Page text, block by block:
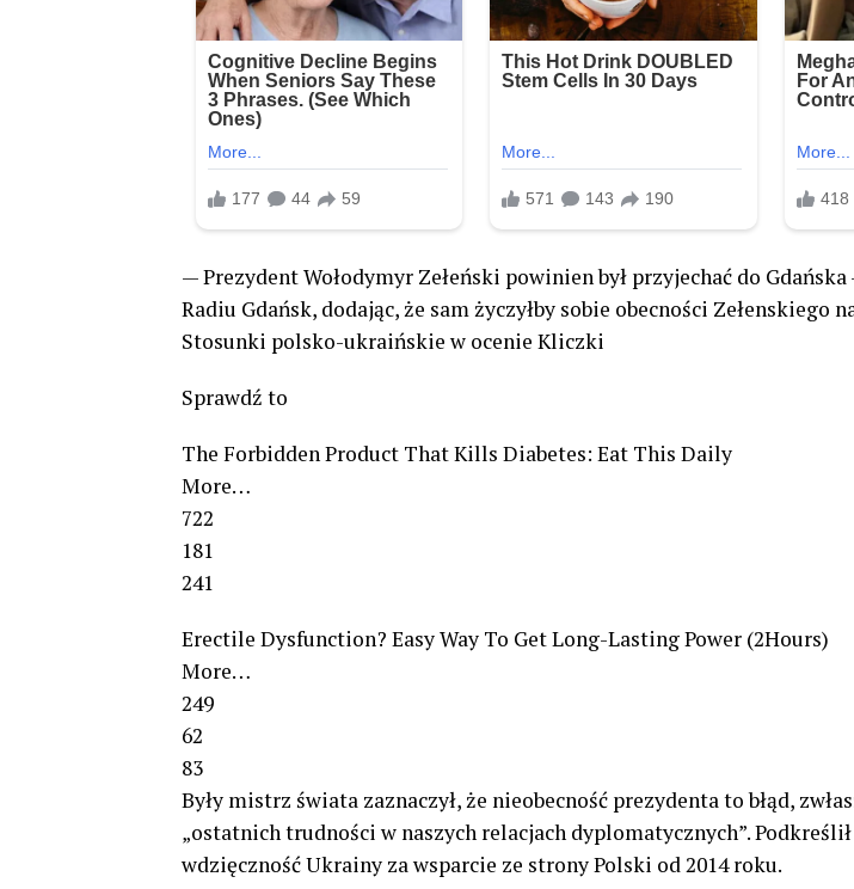
— Prezydent Wołodymyr Zełeński powinien był przyjechać do
Radiu Gdańsk, dodając, że sam życzyłby sobie obecności Zełenskiego
Stosunki polsko-ukraińskie w ocenie Kliczki
Sprawdź to
The Forbidden Product That Kills Diabetes: Eat This Daily
More…
722
181
241
Erectile Dysfunction? Easy Way To Get Long-Lasting Power (2Hours)
More…
249
62
83
Były mistrz świata zaznaczył, że nieobecność prezydenta to błąd,
„ostatnich trudności w naszych relacjach dyplomatycznych”.
wdzięczność Ukrainy za wsparcie ze strony Polski od 2014 roku.